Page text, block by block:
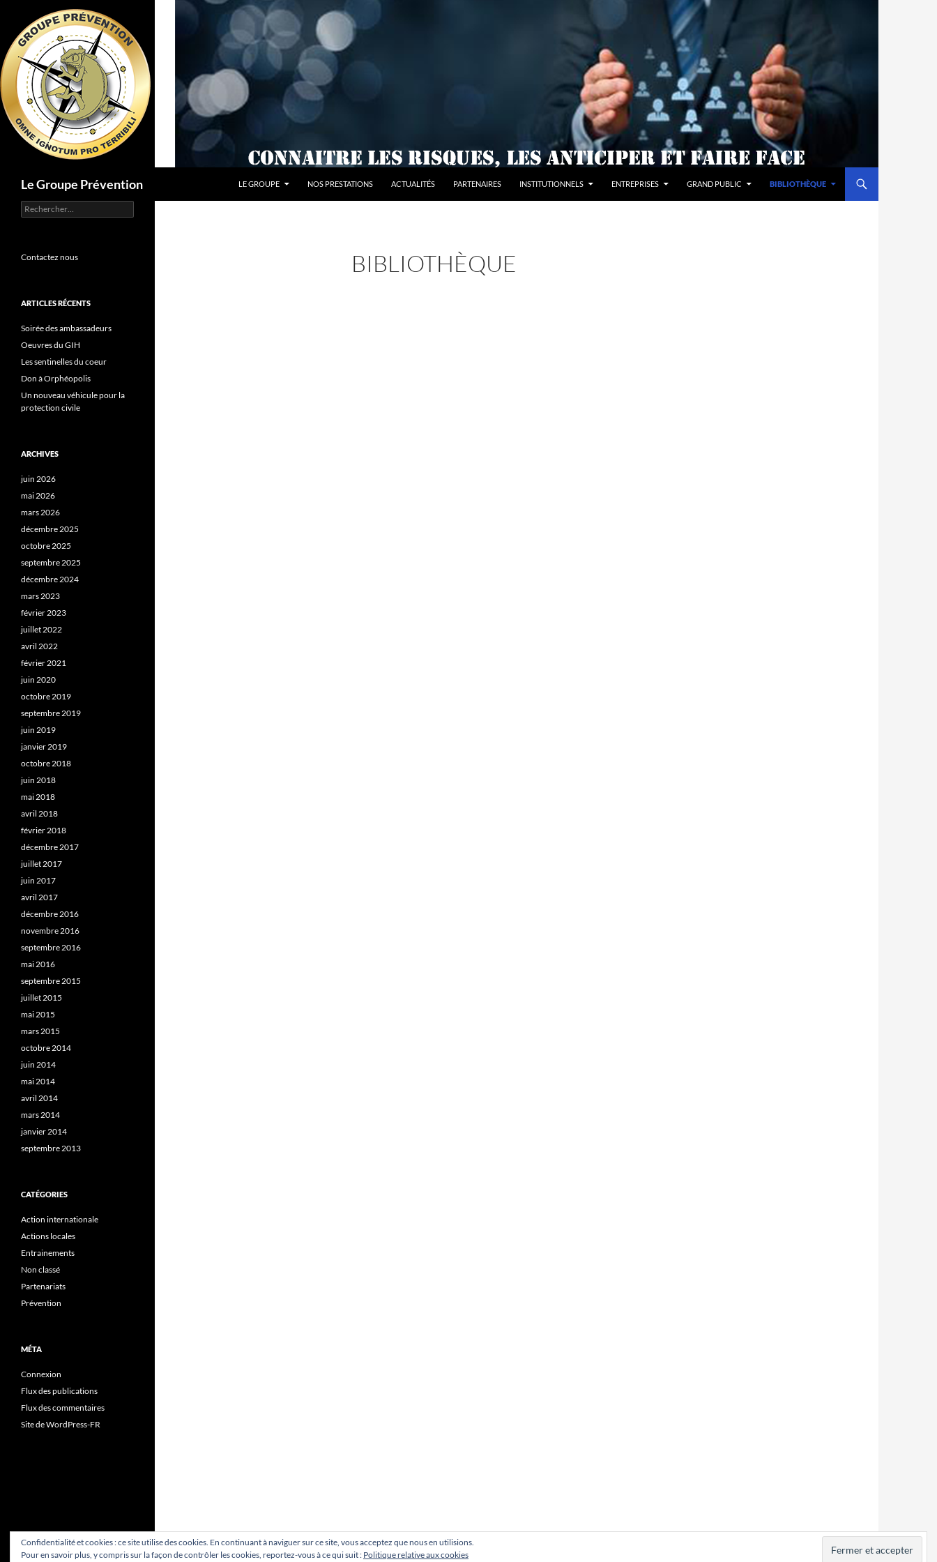
contenu
Le Groupe Prévention LE GROUPE NOS PRESTATIONS ACTUALITÉS PARTENAIRES INSTITUTIONNELS ENTREPRISES GRAND PUBLIC BIBLIOTHÈQUE
BIBLIOTHÈQUE
Rechercher :
Contactez nous
ARTICLES RÉCENTS
Soirée des ambassadeurs
Oeuvres du GIH
Les sentinelles du coeur
Don à Orphéopolis
Un nouveau véhicule pour la
protection civile
ARCHIVES
juin 2026
mai 2026
mars 2026
décembre 2025
octobre 2025
septembre 2025
décembre 2024
mars 2023
février 2023
juillet 2022
avril 2022
février 2021
juin 2020
octobre 2019
septembre 2019
juin 2019
janvier 2019
octobre 2018
juin 2018
mai 2018
avril 2018
février 2018
décembre 2017
juillet 2017
juin 2017
avril 2017
décembre 2016
novembre 2016
septembre 2016
mai 2016
septembre 2015
juillet 2015
mai 2015
mars 2015
octobre 2014
juin 2014
mai 2014
avril 2014
mars 2014
janvier 2014
septembre 2013
CATÉGORIES
Action internationale
Actions locales
Entrainements
Non classé
Partenariats
Prévention
MÉTA
Connexion
Flux des publications
Flux des commentaires
Site de WordPress-FR
Confidentialité et cookies : ce site utilise des cookies. En continuant à naviguer sur ce site, vous acceptez que nous en utilisions.
Pour en savoir plus, y compris sur la façon de contrôler les cookies, reportez-vous à ce qui suit : Politique relative aux cookies